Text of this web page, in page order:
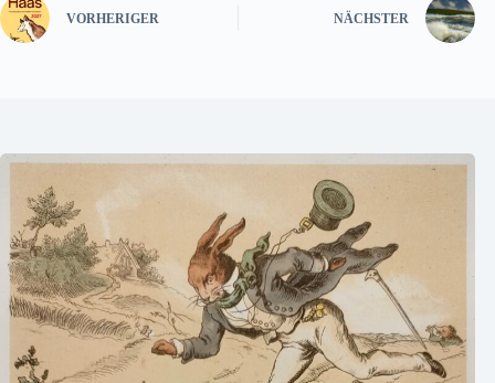
VORHERIGER NÄCHSTER